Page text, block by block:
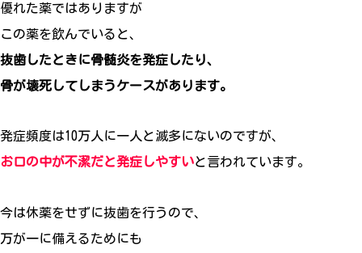
優れた薬ではありますが
この薬を飲んでいると、
抜歯したときに骨髄炎を発症したり、
骨が壊死してしまうケースがあります。
発症頻度は10万人に一人と滅多にないのですが、
お口の中が不潔だと発症しやすいと言われています。
今は休薬をせずに抜歯を行うので、
万が一に備えるためにも